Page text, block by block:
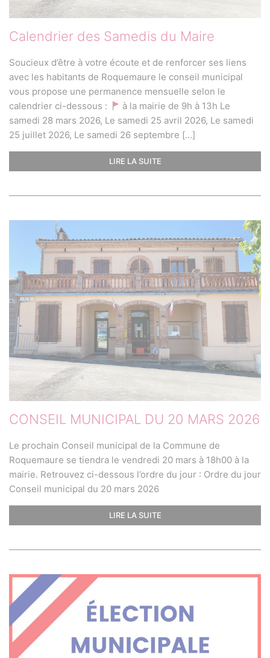
Calendrier des Samedis du Maire
Soucieux d’être à votre écoute et de renforcer ses liens
avec les habitants de Roquemaure le conseil municipal
vous propose une permanence mensuelle selon le
calendrier ci-dessous :
à la mairie de 9h à 13h Le
samedi 28 mars 2026, Le samedi 25 avril 2026, Le samedi
25 juillet 2026, Le samedi 26 septembre […]
LIRE LA SUITE
CONSEIL MUNICIPAL DU 20 MARS 2026
Le prochain Conseil municipal de la Commune de
Roquemaure se tiendra le vendredi 20 mars à 18h00 à la
mairie. Retrouvez ci-dessous l’ordre du jour : Ordre du jour
Conseil municipal du 20 mars 2026
LIRE LA SUITE